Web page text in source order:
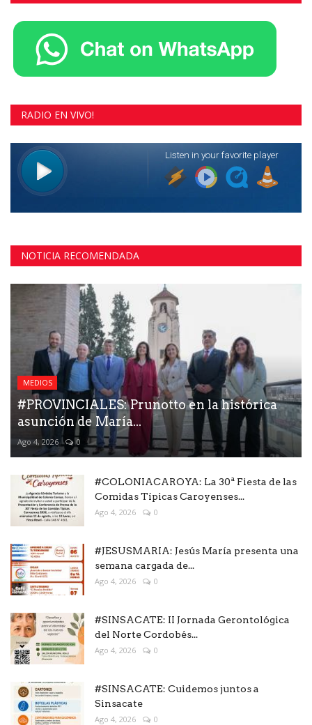
RADIO EN VIVO!
NOTICIA RECOMENDADA
MEDIOS
#PROVINCIALES: Prunotto en la histórica
asunción de María...
Ago 4, 2026 0
#COLONIACAROYA: La 30ª Fiesta de las
Comidas Típicas Caroyenses...
Ago 4, 2026 0
#JESUSMARIA: Jesús María presenta una
semana cargada de...
Ago 4, 2026 0
#SINSACATE: II Jornada Gerontológica
del Norte Cordobés...
Ago 4, 2026 0
#SINSACATE: Cuidemos juntos a
Sinsacate
Ago 4, 2026 0